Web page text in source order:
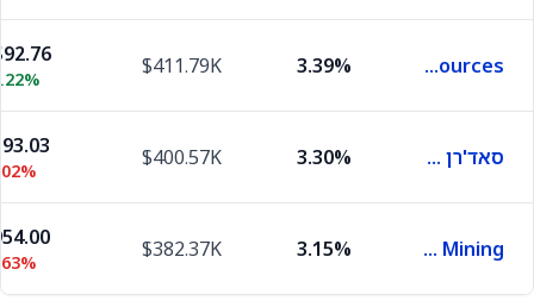
Teck Resources
3.39%
$411.79K
סאד'רן קופר 3.30%
$400.57K
Atalaya Mining
3.15%
$382.37K